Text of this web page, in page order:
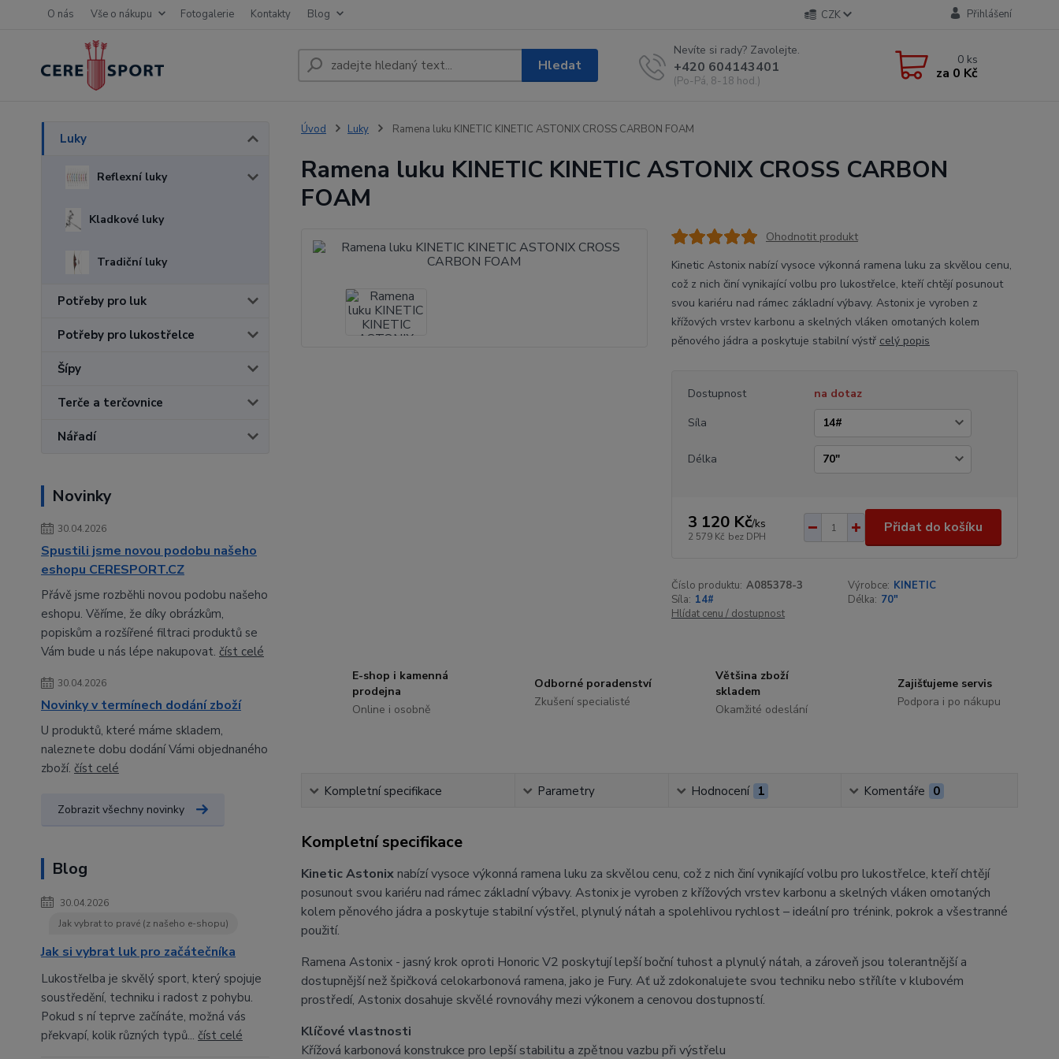
O nás Vše o nákupu Fotogalerie Kontakty Blog CZK Přihlášení
Hledat
Nevíte si rady? Zavolejte.
+420 604143401
(Po-Pá, 8-18 hod.)
0 ks
za 0 Kč
Luky
Reflexní luky
Kladkové luky
Tradiční luky
Potřeby pro luk
Potřeby pro lukostřelce
Šípy
Terče a terčovnice
Nářadí
Novinky
30.04.2026
Spustili jsme novou podobu našeho
eshopu CERESPORT.CZ
Přávě jsme rozběhli novou podobu našeho
eshopu. Věříme, že díky obrázkům,
popiskům a rozšířené filtraci produktů se
Vám bude u nás lépe nakupovat. číst celé
30.04.2026
Novinky v termínech dodání zboží
U produktů, které máme skladem,
naleznete dobu dodání Vámi objednaného
zboží. číst celé
Zobrazit všechny novinky
Blog
30.04.2026
Jak vybrat to pravé (z našeho e-shopu)
Jak si vybrat luk pro začátečníka
Lukostřelba je skvělý sport, který spojuje
soustředění, techniku i radost z pohybu.
Pokud s ní teprve začínáte, možná vás
překvapí, kolik různých typů... číst celé
Úvod Luky Ramena luku KINETIC KINETIC ASTONIX CROSS CARBON FOAM
Ramena luku KINETIC KINETIC ASTONIX CROSS CARBON
FOAM
Ohodnotit produkt
Kinetic Astonix nabízí vysoce výkonná ramena luku za skvělou cenu,
což z nich činí vynikající volbu pro lukostřelce, kteří chtějí posunout
svou kariéru nad rámec základní výbavy. Astonix je vyroben z
křížových vrstev karbonu a skelných vláken omotaných kolem
pěnového jádra a poskytuje stabilní výstř celý popis
Dostupnost
na dotaz
Síla
Délka
3 120 Kč/ks
2 579 Kč bez DPH
Přidat do košíku
Číslo produktu: A085378-3 Výrobce: KINETIC
Síla: 14# Délka: 70"
Hlídat cenu / dostupnost
E-shop i kamenná
prodejna
Online i osobně
Odborné poradenství
Zkušení specialisté
Většina zboží
skladem
Okamžité odeslání
Zajišťujeme servis
Podpora i po nákupu
Kompletní specifikace Parametry Hodnocení 1 Komentáře 0
Kompletní specifikace
Kinetic Astonixnabízí vysoce výkonná ramena luku za skvělou cenu, což z nich činí vynikající volbu pro lukostřelce, kteří chtějí
posunout svou kariéru nad rámec základní výbavy. Astonix je vyroben z křížových vrstev karbonu a skelných vláken omotaných
kolem pěnového jádra a poskytuje stabilní výstřel, plynulý nátah a spolehlivou rychlost – ideální pro trénink, pokrok a všestranné
použití.
Ramena Astonix - jasný krok oproti Honoric V2 poskytují lepší boční tuhost a plynulý nátah, a zároveň jsou tolerantnější a
dostupnější než špičková celokarbonová ramena, jako je Fury. Ať už zdokonalujete svou techniku ​​nebo střílíte v klubovém
prostředí, Astonix dosahuje skvělé rovnováhy mezi výkonem a cenovou dostupností.
Klíčové vlastnosti
Křížová karbonová konstrukce pro lepší stabilitu a zpětnou vazbu při výstřelu